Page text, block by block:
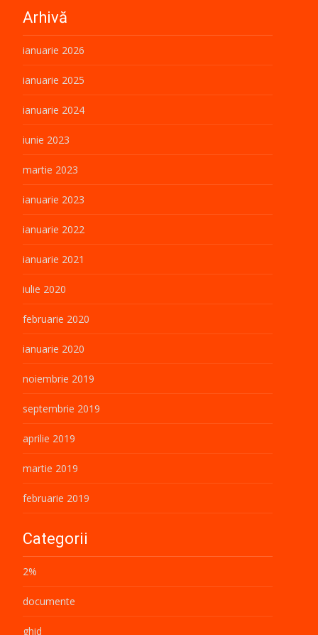
Arhivă
ianuarie 2026
ianuarie 2025
ianuarie 2024
iunie 2023
martie 2023
ianuarie 2023
ianuarie 2022
ianuarie 2021
iulie 2020
februarie 2020
ianuarie 2020
noiembrie 2019
septembrie 2019
aprilie 2019
martie 2019
februarie 2019
Categorii
2%
documente
ghid